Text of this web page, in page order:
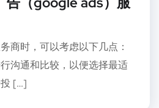
商时，可以考虑以下几点：
沟通和比较，以便选择最适
[…]